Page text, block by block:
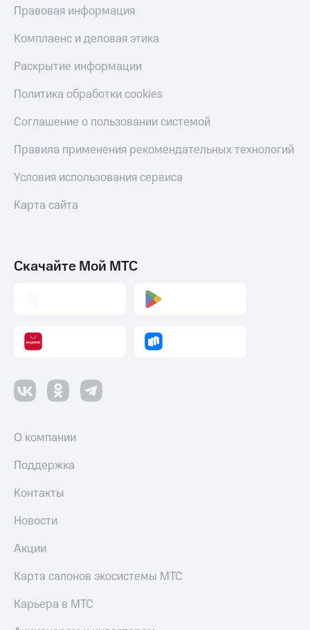
Правовая информация
Комплаенс и деловая этика
Раскрытие информации
Политика обработки cookies
Соглашение о пользовании системой
Правила применения рекомендательных технологий
Условия использования сервиса
Карта сайта
Скачайте Мой МТС
О компании
Поддержка
Контакты
Новости
Акции
Карта салонов экосистемы МТС
Карьера в МТС